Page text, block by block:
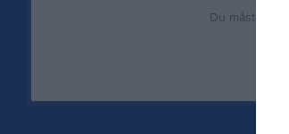
Du måste